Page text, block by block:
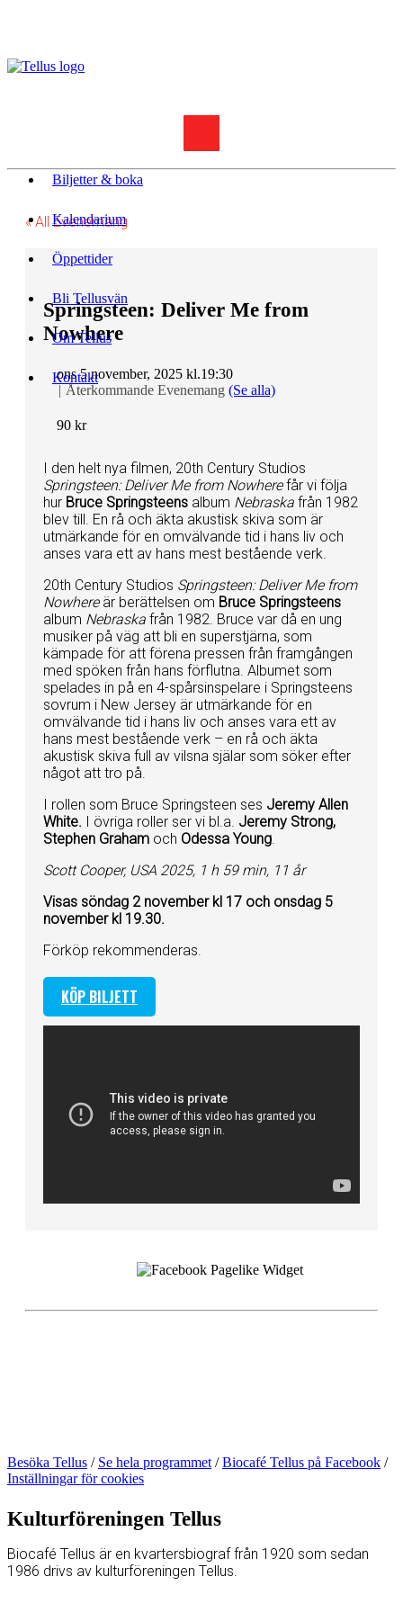
Biljetter & boka
Kalendarium
Öppettider
Bli Tellusvän
Om Tellus
Kontakt
« All Evenemang
Springsteen: Deliver Me from
Nowhere
ons 5 november, 2025 kl.19:30
| Återkommande Evenemang (Se alla)
90 kr
I den helt nya filmen, 20th Century Studios
Springsteen: Deliver Me from Nowherefår vi följa
hur Bruce Springsteens album Nebraska från 1982
blev till. En rå och äkta akustisk skiva som är
utmärkande för en omvälvande tid i hans liv och
anses vara ett av hans mest bestående verk.
20th Century Studios Springsteen: Deliver Me from
Nowhereär berättelsen om Bruce Springsteens
album Nebraska från 1982. Bruce var då en ung
musiker på väg att bli en superstjärna, som
kämpade för att förena pressen från framgången
med spöken från hans förflutna. Albumet som
spelades in på en 4-spårsinspelare i Springsteens
sovrum i New Jersey är utmärkande för en
omvälvande tid i hans liv och anses vara ett av
hans mest bestående verk – en rå och äkta
akustisk skiva full av vilsna själar som söker efter
något att tro på.
I rollen som Bruce Springsteen ses Jeremy Allen
White. I övriga roller ser vi bl.a. Jeremy Strong,
Stephen Graham och Odessa Young.
Scott Cooper, USA 2025, 1 h 59 min, 11 år
Visas söndag 2 november kl 17 och onsdag 5
november kl 19.30.
Förköp rekommenderas.
KÖP BILJETT
Besöka Tellus / Se hela programmet /Biocafé Tellus på Facebook /
Inställningar för cookies
Kulturföreningen Tellus
Biocafé Tellus är en kvartersbiograf från 1920 som sedan
1986 drivs av kulturföreningen Tellus.